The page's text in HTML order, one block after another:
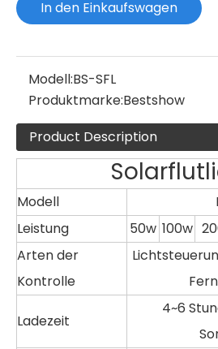
In den Einkaufswagen
Modell:BS-SFL
Produktmarke:Bestshow
Product Description
Modell
Leistung
50w 100w
Arten der
Kontrolle
Ladezeit
4~6